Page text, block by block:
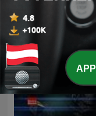
Barangay Love